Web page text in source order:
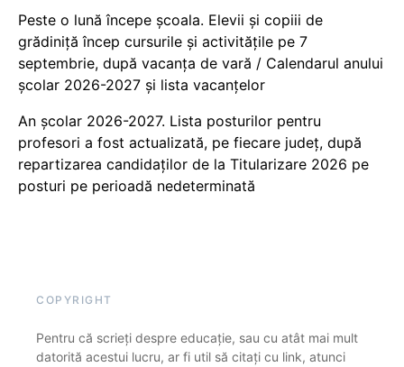
Peste o lună începe școala. Elevii și copiii de
grădiniță încep cursurile și activitățile pe 7
septembrie, după vacanța de vară / Calendarul anului
școlar 2026-2027 și lista vacanțelor
An școlar 2026-2027. Lista posturilor pentru
profesori a fost actualizată, pe fiecare județ, după
repartizarea candidaților de la Titularizare 2026 pe
posturi pe perioadă nedeterminată
COPYRIGHT
Pentru că scrieți despre educație, sau cu atât mai mult
datorită acestui lucru, ar fi util să citați cu link, atunci